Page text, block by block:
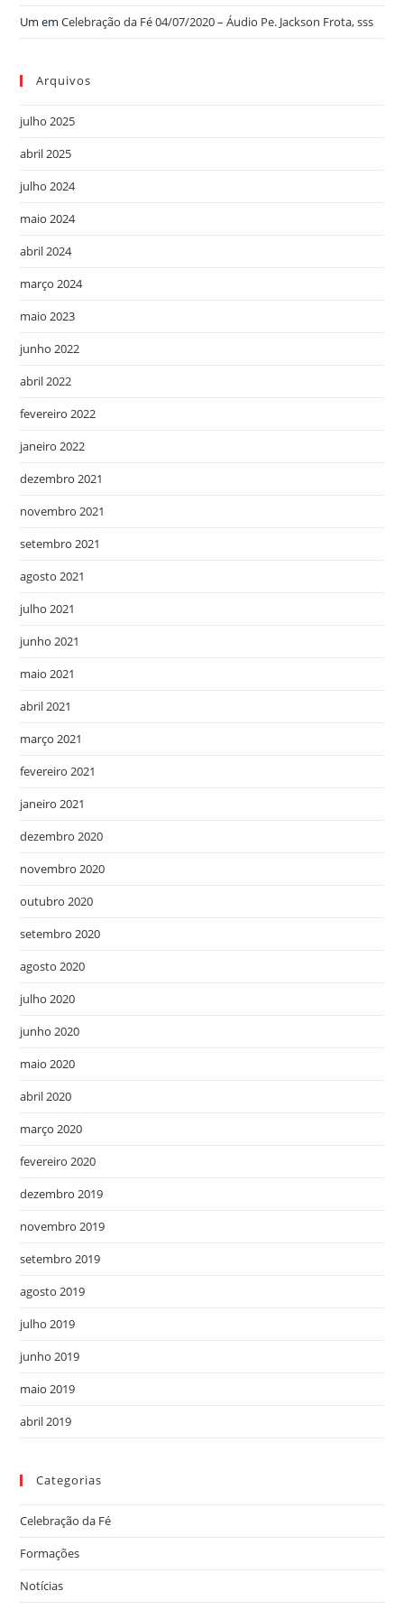
Um emCelebração da Fé 04/07/2020 – Áudio Pe. Jackson Frota, sss
Arquivos
julho 2025
abril 2025
julho 2024
maio 2024
abril 2024
março 2024
maio 2023
junho 2022
abril 2022
fevereiro 2022
janeiro 2022
dezembro 2021
novembro 2021
setembro 2021
agosto 2021
julho 2021
junho 2021
maio 2021
abril 2021
março 2021
fevereiro 2021
janeiro 2021
dezembro 2020
novembro 2020
outubro 2020
setembro 2020
agosto 2020
julho 2020
junho 2020
maio 2020
abril 2020
março 2020
fevereiro 2020
dezembro 2019
novembro 2019
setembro 2019
agosto 2019
julho 2019
junho 2019
maio 2019
abril 2019
Categorias
Celebração da Fé
Formações
Notícias